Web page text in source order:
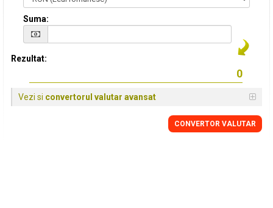
Suma:
Rezultat:
Vezi si convertorul valutar avansat
CONVERTOR VALUTAR